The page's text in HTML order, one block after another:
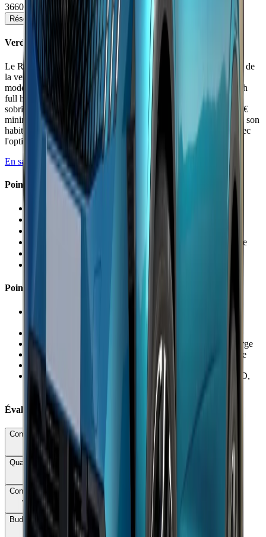
36600 - 46600 €
Réserver un essai Voir la fiche détaillée →
Verdict
Le Renault Austral restylé 2025 corrige efficacement les défauts de
la version initiale (confort, insonorisation) et adopte un design
moderne inspiré du Rafale. L'unique motorisation E-Tech 200 ch
full hybrid offre un excellent compromis entre performances et
sobriété (4,1 à 6,7 l/100 km). Malgré un tarif en hausse (41 800 €
minimum), il se distingue par son système multimédia de pointe, son
habitabilité familiale et son comportement routier dynamique avec
l'option 4Control.
En savoir plus →
Points Forts
Consommation exceptionnelle de 4,1 l/100 km possible
Autonomie jusqu'à 1 400 km avec un plein
Système multimédia OpenR Link parmi les meilleurs
Habitabilité arrière généreuse avec banquette coulissante
Confort et insonorisation améliorés au restylage
Points Faibles
Prix d'accès grimpé à 41 800 € (+8 400 € vs ancienne
× Boîte à crabots lente et hésitante en conduite dynamique
Moteur 3 cylindres braille désagréablement en forte charge
Banquette coulissante désormais réservée à Esprit Alpine
Volume coffre moyen pour la catégorie (430-555 l)
Options nombreuses et coûteuses (4Control, Matrix LED,
Évaluations Détaillées
Conduite & Maniabilité
Qualité & Finition
Confort
Budget total